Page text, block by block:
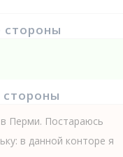
Перми. Постараюсь
в данной конторе я